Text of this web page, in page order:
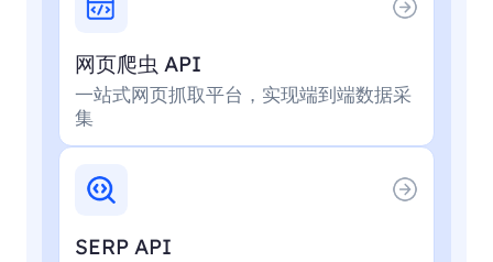
网页爬虫 API
一站式网页抓取平台，实现端到端数据采
集
SERP API